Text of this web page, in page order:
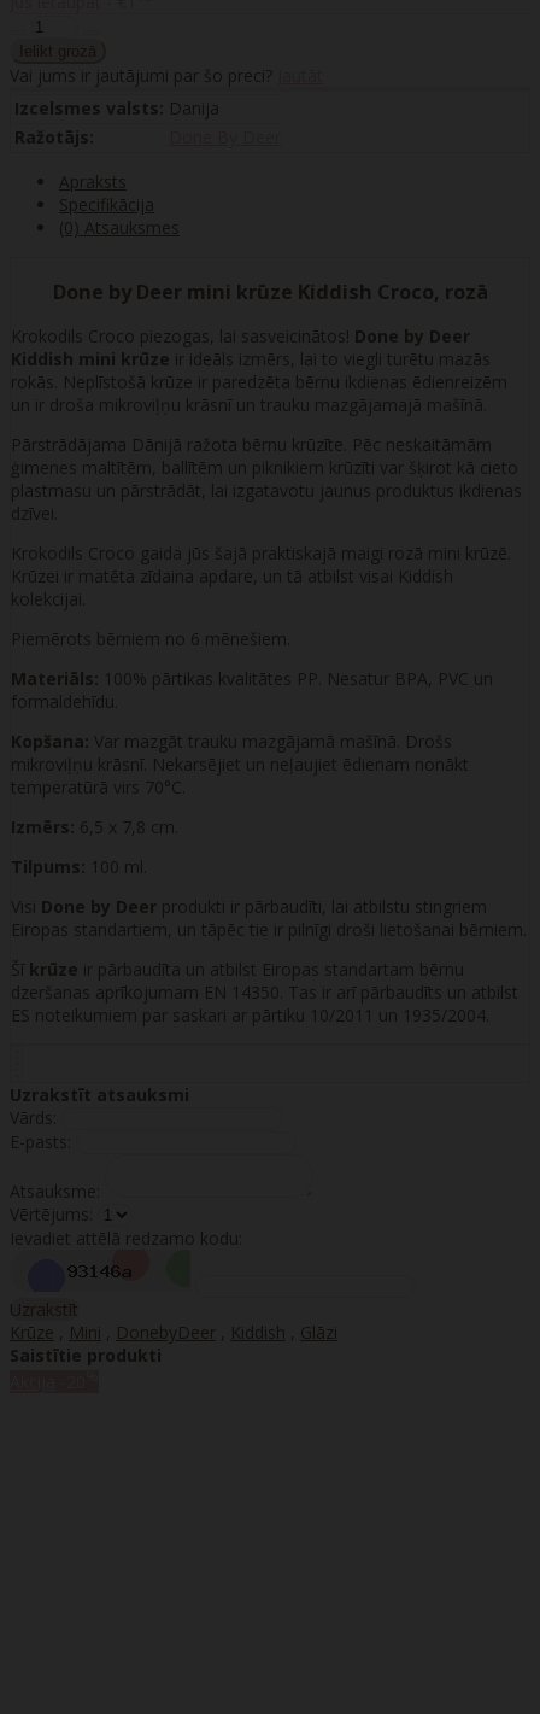
Vai jums ir jautājumi par šo preci?
Izcelsmes valsts: Danija
Ražotājs:
Apraksts
Specifikācija
(0) Atsauksmes
Done by Deer mini krūze Kiddish Croco, rozā
Krokodils Croco piezogas, lai sasveicinātos! Done by Deer
Kiddish mini krūze ir ideāls izmērs, lai to viegli turētu mazās
rokās. Neplīstošā krūze ir paredzēta bērnu ikdienas ēdienreizēm
un ir droša mikroviļņu krāsnī un trauku mazgājamajā mašīnā.
Pārstrādājama Dānijā ražota bērnu krūzīte. Pēc neskaitāmām
ģimenes maltītēm, ballītēm un piknikiem krūzīti var šķirot kā cieto
plastmasu un pārstrādāt, lai izgatavotu jaunus produktus ikdienas
dzīvei.
Krokodils Croco gaida jūs šajā praktiskajā maigi rozā mini krūzē.
Krūzei ir matēta zīdaina apdare, un tā atbilst visai Kiddish
kolekcijai.
Piemērots bērniem no 6 mēnešiem.
Materiāls: 100% pārtikas kvalitātes PP. Nesatur BPA, PVC un
formaldehīdu.
Kopšana: Var mazgāt trauku mazgājamā mašīnā. Drošs
mikroviļņu krāsnī. Nekarsējiet un neļaujiet ēdienam nonākt
temperatūrā virs 70°C.
Izmērs: 6,5 x 7,8 cm.
Tilpums: 100 ml.
Visi Done by Deer produkti ir pārbaudīti, lai atbilstu stingriem
Eiropas standartiem, un tāpēc tie ir pilnīgi droši lietošanai bērniem.
Šī krūze ir pārbaudīta un atbilst Eiropas standartam bērnu
dzeršanas aprīkojumam EN 14350. Tas ir arī pārbaudīts un atbilst
ES noteikumiem par saskari ar pārtiku 10/2011 un 1935/2004.
Uzrakstīt atsauksmi
Vārds:
E-pasts:
Atsauksme:
Vērtējums:
Ievadiet attēlā redzamo kodu:
Uzrakstīt
Krūze , Mini , DonebyDeer , Kiddish , Glāzi
Saistītie produkti